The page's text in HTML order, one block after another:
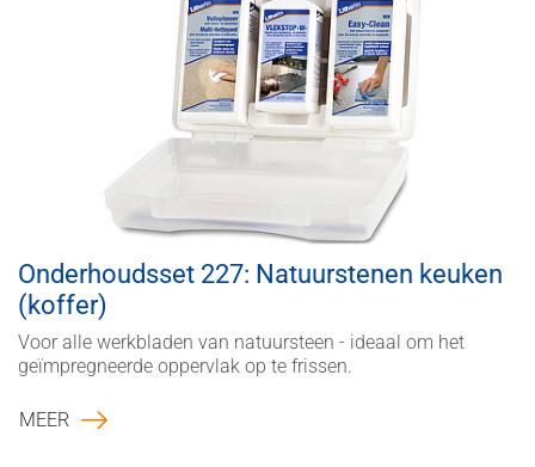
Onderhoudsset 227: Natuurstenen keuken
(koffer)
Voor alle werkbladen van natuursteen - ideaal om het
geïmpregneerde oppervlak op te frissen.
MEER